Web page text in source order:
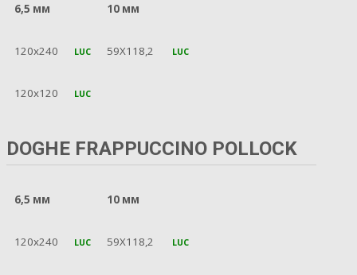
6,5 мм 10 мм
120x240 LUC 59X118,2 LUC
120x120 LUC
DOGHE FRAPPUCCINO POLLOCK
6,5 мм 10 мм
120x240 LUC 59X118,2 LUC